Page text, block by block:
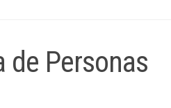
de Personas